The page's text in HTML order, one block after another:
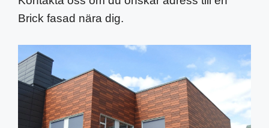
Brick fasad nära dig.